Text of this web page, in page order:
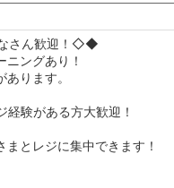
さん歓迎！◇◆
ングあり！
ります。
験がある方大歓迎！
とレジに集中できます！